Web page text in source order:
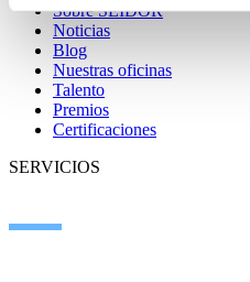
Sobre SEIDOR
Noticias
Blog
Nuestras oficinas
Talento
Premios
Certificaciones
SERVICIOS